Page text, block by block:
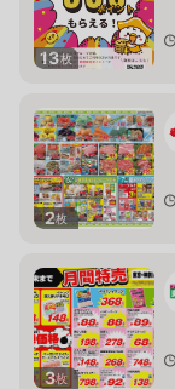
13枚
2枚
3枚